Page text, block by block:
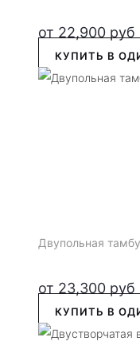
от 22,900 руб
КУПИТЬ В
Двупольная
от 23,300 руб
КУПИТЬ В